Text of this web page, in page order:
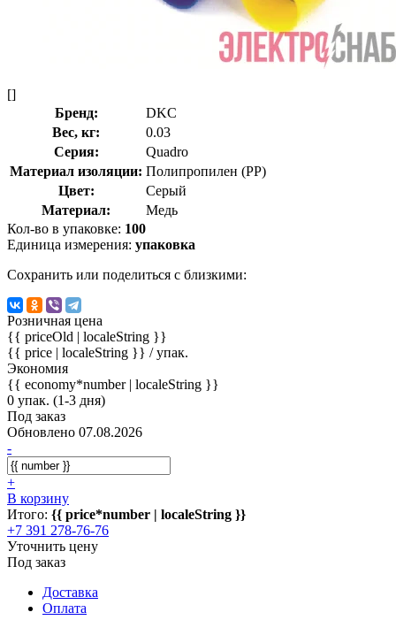
[]
Бренд:
DKC
Вес, кг:
0.03
Серия:
Quadro
Материал изоляции: Полипропилен (PP)
Цвет:
Серый
Материал:
Медь
Кол-во в упаковке: 100
Единица измерения: упаковка
Сохранить или поделиться с близкими:
Розничная цена
{{ priceOld | localeString }}
{{ price | localeString }} / упак.
Экономия
{{ economy*number | localeString }}
0 упак. (1-3 дня)
Под заказ
Обновлено 07.08.2026
-
+
В корзину
Итого: {{ price*number | localeString }}
+7 391 278-76-76
Уточнить цену
Под заказ
Доставка
Оплата